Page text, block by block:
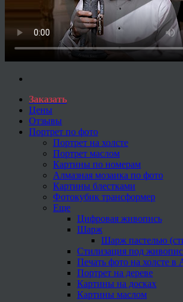
Заказать
Цены
Отзывы
Портрет по фото
Портрет на холсте
Портрет маслом
Картины по номерам
Алмазная мозаика по фото
Картины блестками
Фотокубик трансформер
Еще
Цифровая живопись
Шарж
Шарж пастелью
Стилизация под
Печать фото на холсте в
Портрет на дереве
Картины на досках
Картины маслом